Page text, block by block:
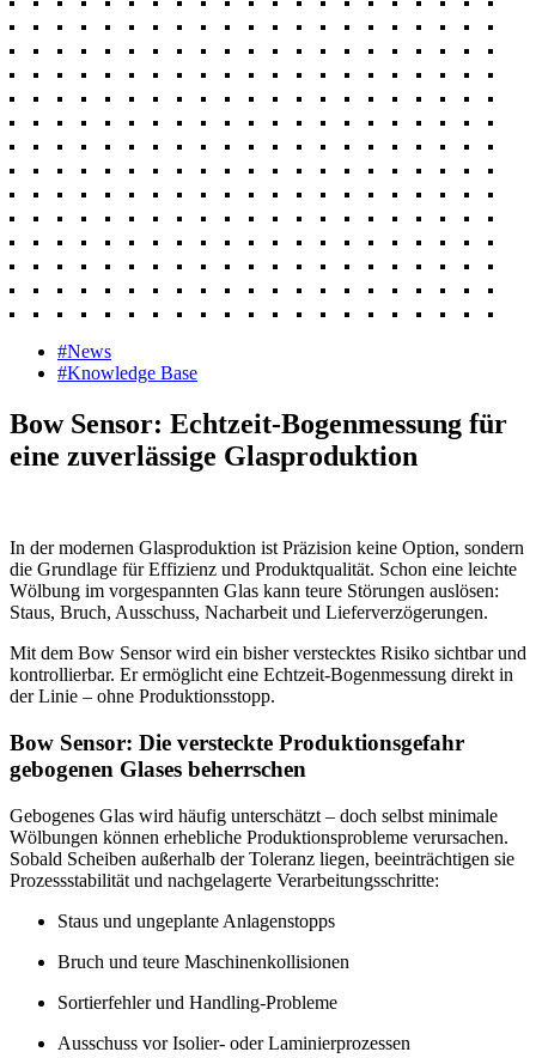
#News
#Knowledge Base
Bow Sensor: Echtzeit-Bogenmessung für
eine zuverlässige Glasproduktion
In der modernen Glasproduktion ist Präzision keine Option, sondern
die Grundlage für Effizienz und Produktqualität. Schon eine leichte
Wölbung im vorgespannten Glas kann teure Störungen auslösen:
Staus, Bruch, Ausschuss, Nacharbeit und Lieferverzögerungen.
Mit dem Bow Sensor wird ein bisher verstecktes Risiko sichtbar und
kontrollierbar. Er ermöglicht eine Echtzeit-Bogenmessung direkt in
der Linie – ohne Produktionsstopp.
Bow Sensor: Die versteckte Produktionsgefahr
gebogenen Glases beherrschen
Gebogenes Glas wird häufig unterschätzt – doch selbst minimale
Wölbungen können erhebliche Produktionsprobleme verursachen.
Sobald Scheiben außerhalb der Toleranz liegen, beeinträchtigen sie
Prozessstabilität und nachgelagerte Verarbeitungsschritte:
Staus und ungeplante Anlagenstopps
Bruch und teure Maschinenkollisionen
Sortierfehler und Handling-Probleme
Ausschuss vor Isolier- oder Laminierprozessen